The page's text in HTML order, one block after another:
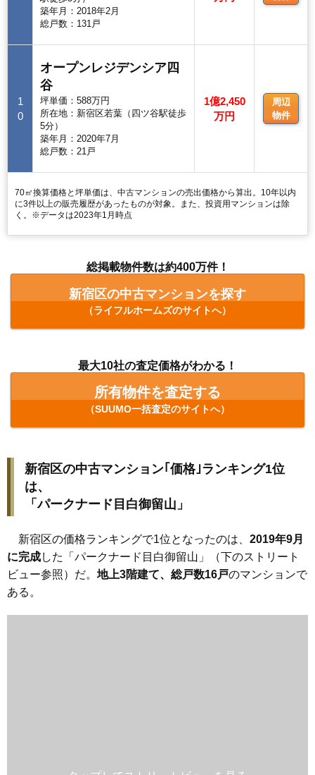
築年月：2018年2月
総戸数：131戸
1
0
オープンレジデンシア四
谷
坪単価：588万円
所在地：新宿区若葉（四ツ谷駅徒歩
5分）
築年月：2020年7月
総戸数：21戸
1億2,450
万円
周辺
物件
70㎡換算価格と坪単価は、中古マンションの売出価格から算出。10年以内
に3件以上の販売履歴があったものが対象。また、投資用マンションは除
く。※データは2023年1月時点
総掲載物件数は約400万件！
新宿区の中古マンションを探す
（ライフルホームズのサイトへ）
最大10社の査定価格がわかる！
所有物件を査定する
（SUUMO一括査定のサイトへ）
新宿区の中古マンション｢価格｣ランキング1位
は、
「パークナード目白御留山」
新宿区の価格ランキングで1位となったのは、 2019年9月
に完成した「パークナード目白御留山」（下のストリート
ビュー参照）だ。 地上3階建て、総戸数16戸のマンションで
ある。